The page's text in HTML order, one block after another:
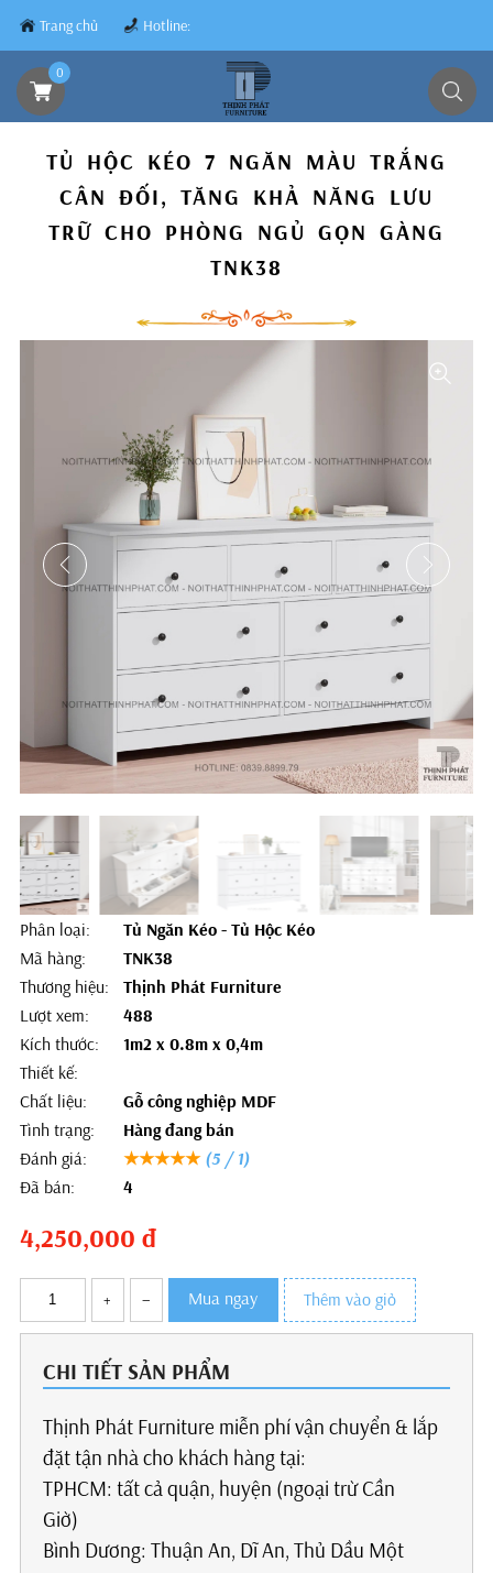
Trang chủ Hotline:
0839.8899.79
0
TỦ HỘC KÉO 7 NGĂN MÀU TRẮNG
CÂN ĐỐI, TĂNG KHẢ NĂNG LƯU
TRỮ CHO PHÒNG NGỦ GỌN GÀNG
TNK38
Phân loại:
Tủ Ngăn Kéo - Tủ Hộc Kéo
Mã hàng:
TNK38
Thương hiệu:
Thịnh Phát Furniture
Lượt xem:
488
Kích thước:
1m2 x 0.8m x 0,4m
Thiết kế:
Chất liệu:
Gỗ công nghiệp MDF
Tình trạng:
Hàng đang bán
Đánh giá:
★★★★★ (5 / 1)
Đã bán:
4
4,250,000 đ
+ – Mua ngay Thêm vào giỏ
CHI TIẾT SẢN PHẨM
Thịnh Phát Furniture miễn phí vận chuyển & lắp
đặt tận nhà cho khách hàng tại:
TPHCM: tất cả quận, huyện (ngoại trừ Cần
Bình Dương: Thuận An, Dĩ An, Thủ Dầu Một